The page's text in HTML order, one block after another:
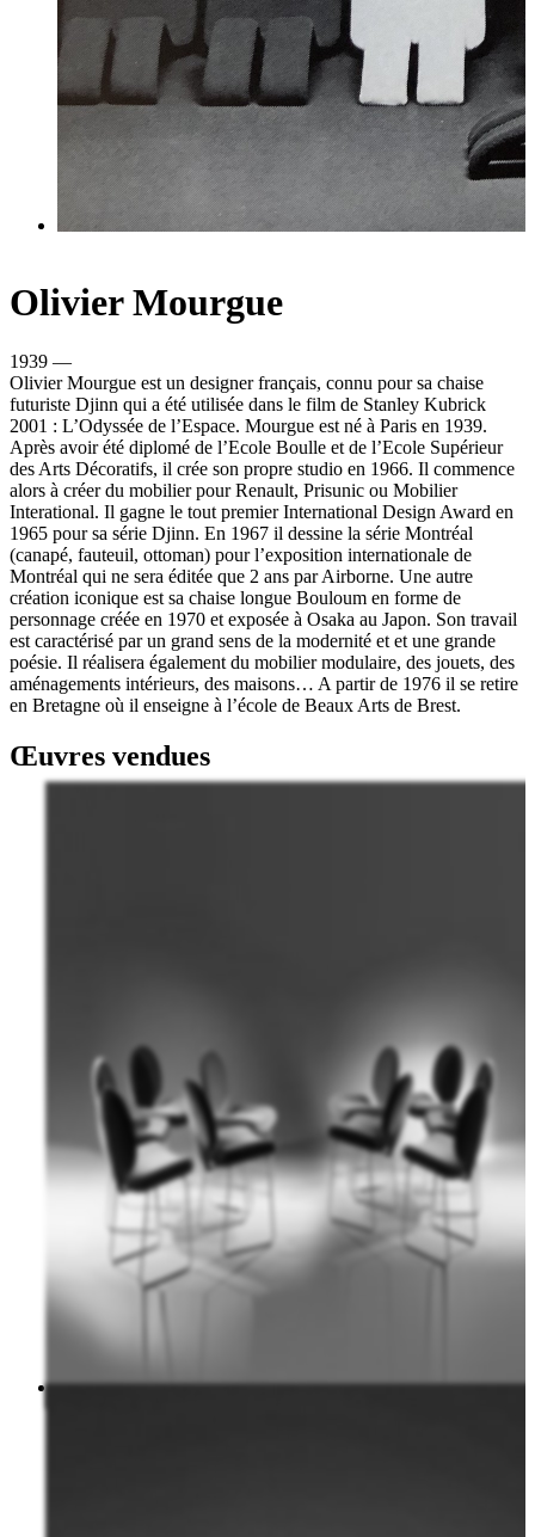
Olivier Mourgue
1939 —
Olivier Mourgue est un designer français, connu pour sa chaise
futuriste Djinn qui a été utilisée dans le film de Stanley Kubrick
2001 : L’Odyssée de l’Espace. Mourgue est né à Paris en 1939.
Après avoir été diplomé de l’Ecole Boulle et de l’Ecole Supérieur
des Arts Décoratifs, il crée son propre studio en 1966. Il commence
alors à créer du mobilier pour Renault, Prisunic ou Mobilier
Interational. Il gagne le tout premier International Design Award en
1965 pour sa série Djinn. En 1967 il dessine la série Montréal
(canapé, fauteuil, ottoman) pour l’exposition internationale de
Montréal qui ne sera éditée que 2 ans par Airborne. Une autre
création iconique est sa chaise longue Bouloum en forme de
personnage créée en 1970 et exposée à Osaka au Japon. Son travail
est caractérisé par un grand sens de la modernité et et une grande
poésie. Il réalisera également du mobilier modulaire, des jouets, des
aménagements intérieurs, des maisons… A partir de 1976 il se retire
en Bretagne où il enseigne à l’école de Beaux Arts de Brest.
Œuvres vendues